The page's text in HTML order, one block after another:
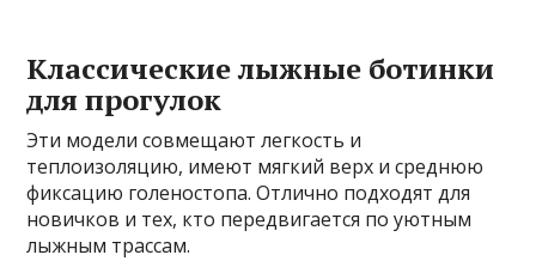
Классические лыжные ботинки
для прогулок
Эти модели совмещают легкость и
теплоизоляцию, имеют мягкий верх и среднюю
фиксацию голеностопа. Отлично подходят для
новичков и тех, кто передвигается по уютным
лыжным трассам.